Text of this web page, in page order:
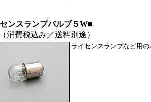
ンスランプバルブ５W■
消費税込み／送料別途）
ライセンスランプなど用